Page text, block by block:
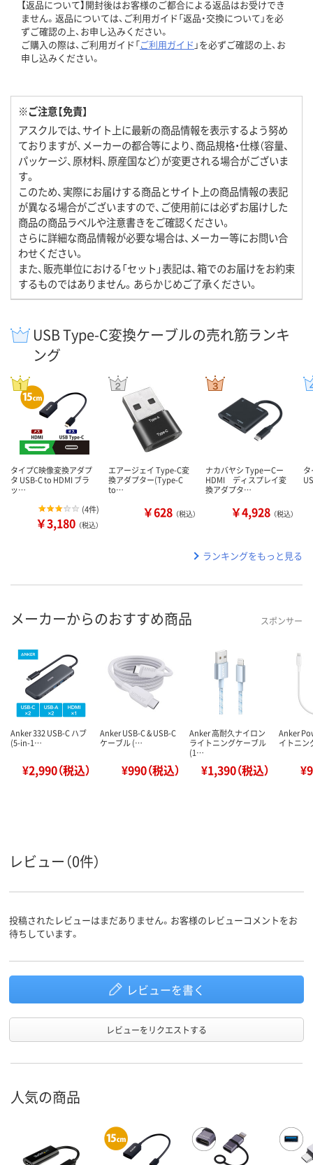
【返品について】開封後はお客様のご都合による返品はお受けでき
ません。返品については、ご利用ガイド「返品・交換について」を必
ずご確認の上、お申し込みください。
ご購入の際は、ご利用ガイド「ご利用ガイド 」を必ずご確認の上、お
申し込みください。
※ご注意【免責】
アスクルでは、サイト上に最新の商品情報を表示するよう努め
ておりますが、メーカーの都合等により、商品規格・仕様（容量、
パッケージ、原材料、原産国など）が変更される場合がございま
す。
このため、実際にお届けする商品とサイト上の商品情報の表記
が異なる場合がございますので、ご使用前には必ずお届けした
商品の商品ラベルや注意書きをご確認ください。
さらに詳細な商品情報が必要な場合は、メーカー等にお問い合
わせください。
また、販売単位における「セット」表記は、箱でのお届けをお約束
するものではありません。あらかじめご了承ください。
USB Type-C変換ケーブルの売れ筋ランキ
ング
タイプC映像変換アダプ
タ USB-C to HDMI ブラ
ッ…
(4件)
￥3,180 （税込）
エアージェイ Type-C変
換アダプター(Type-C
to…
￥628 （税込）
ナカバヤシ TypeーCー
HDMI ディスプレイ変
換アダプタ…
￥4,928 （税込）
ランキングをもっと見る
メーカーからのおすすめ商品 スポンサー
Anker 332 USB-C ハブ
(5-in-1…
¥2,990（税込）
Anker USB-C & USB-C
ケーブル (…
¥990（税込）
Anker 高耐久ナイロン
ライトニングケーブル
(1…
¥1,390（税込）
Anker
イトニ
レビュー（0件）
投稿されたレビューはまだありません。お客様のレビューコメントをお
待ちしています。
レビューを書く
レビューをリクエストする
人気の商品